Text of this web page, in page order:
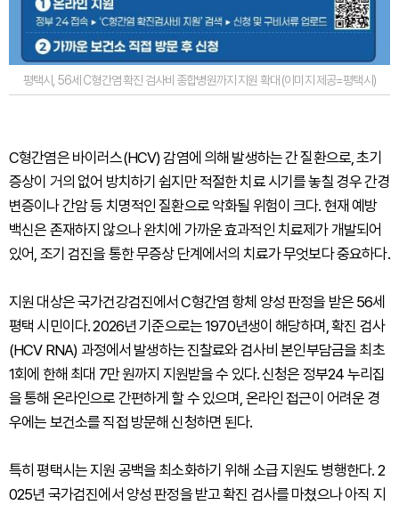
평택시, 56세 C형간염 확진 검사비 종합병원까지 지원 확대 (이미지 제공=평택시)
C형간염은 바이러스(HCV) 감염에 의해 발생하는 간 질환으로, 초기
증상이 거의 없어 방치하기 쉽지만 적절한 치료 시기를 놓칠 경우 간경
변증이나 간암 등 치명적인 질환으로 악화될 위험이 크다. 현재 예방
백신은 존재하지 않으나 완치에 가까운 효과적인 치료제가 개발되어
있어, 조기 검진을 통한 무증상 단계에서의 치료가 무엇보다 중요하다.
지원 대상은 국가건강검진에서 C형간염 항체 양성 판정을 받은 56세
평택 시민이다. 2026년 기준으로는 1970년생이 해당하며, 확진 검사
(HCV RNA) 과정에서 발생하는 진찰료와 검사비 본인부담금을 최초
1회에 한해 최대 7만 원까지 지원받을 수 있다. 신청은 정부24 누리집
을 통해 온라인으로 간편하게 할 수 있으며, 온라인 접근이 어려운 경
우에는 보건소를 직접 방문해 신청하면 된다.
특히 평택시는 지원 공백을 최소화하기 위해 소급 지원도 병행한다. 2
025년 국가검진에서 양성 판정을 받고 확진 검사를 마쳤으나 아직 지